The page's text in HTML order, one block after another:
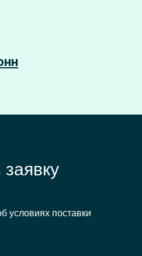
условиях поставки